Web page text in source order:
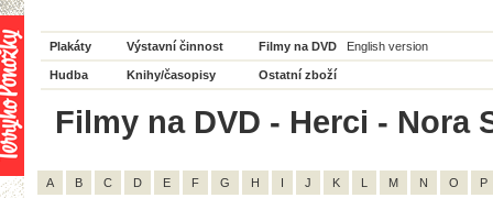
Plakáty Výstavní činnost Filmy na DVD English version
Hudba Knihy/časopisy Ostatní zboží
Filmy na DVD - Herci - Nora
A B C D E F G H I J K L M N O P